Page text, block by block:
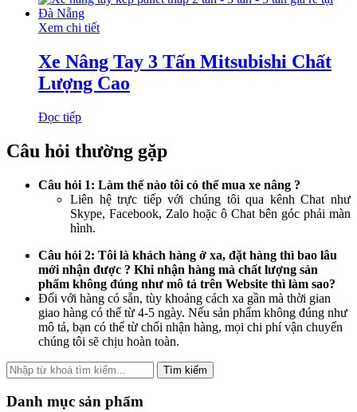
Xem chi tiết
Xe Nâng Tay 3 Tấn Mitsubishi Chất
Lượng Cao
Đọc tiếp
Câu hỏi thường gặp
Câu hỏi 1: Làm thế nào tôi có thể mua xe nâng ?
Liên hệ trực tiếp với chúng tôi qua kênh Chat như
Skype, Facebook, Zalo hoặc ô Chat bên góc phải màn
hình.
Câu hỏi 2: Tôi là khách hàng ở xa, đặt hàng thì bao lâu
mới nhận được ? Khi nhận hàng mà chất lượng sản
phẩm không đúng như mô tả trên Website thì làm sao?
Đối với hàng có sẵn, tùy khoảng cách xa gần mà thời gian
giao hàng có thể từ 4-5 ngày. Nếu sản phẩm không đúng như
mô tả, bạn có thể từ chối nhận hàng, mọi chi phí vận chuyển
chúng tôi sẽ chịu hoàn toàn.
Tìm kiếm
Danh mục sản phẩm